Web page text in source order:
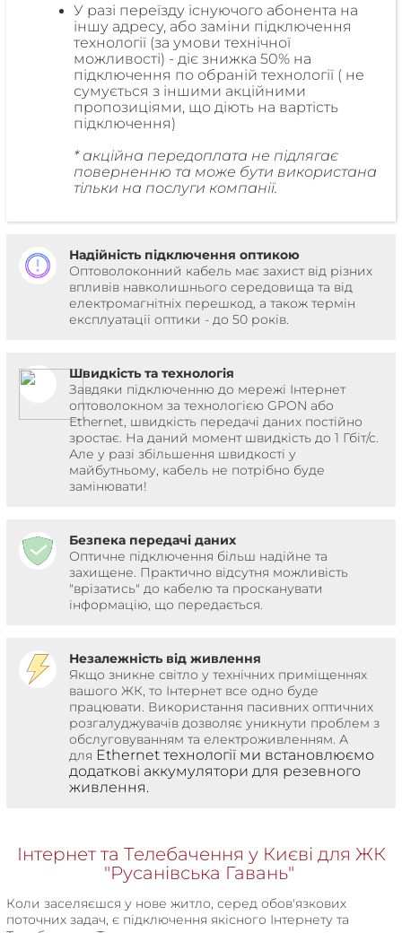
У разі переїзду існуючого абонента на
іншу адресу, або заміни підключення
технології (за умови технічної
можливості) - діє знижка 50% на
підключення по обраній технології ( не
сумується з іншими акційними
пропозиціями, що діють на вартість
підключення)
* акційна передоплата не підлягає
поверненню та може бути використана
тільки на послуги компанії.
Надійність підключення оптикою
Оптоволоконний кабель має захист від різних
впливів навколишнього середовища та від
електромагнітніх перешкод, а також термін
експлуатації оптики - до 50 років.
Швидкість та технологія
Завдяки підключенню до мережі Інтернет
оптоволокном за технологією GPON або
Ethernet, швидкість передачі даних постійно
зростає. На даний момент швидкість до 1 Гбіт/с.
Але у разі збільшення швидкості у
майбутньому, кабель не потрібно буде
замінювати!
Безпека передачі даних
Оптичне підключення більш надійне та
захищене. Практично відсутня можливість
"врізатись" до кабелю та просканувати
інформацію, що передається.
Незалежність від живлення
Якщо зникне світло у технічних приміщеннях
вашого ЖК, то Інтернет все одно буде
працювати. Використання пасивних оптичних
розгалуджувачів дозволяє уникнути проблем з
обслуговуванням та електроживленням. А
для Ethernet технології ми встановлюємо
додаткові аккумулятори для резевного
живлення.
Інтернет та Телебачення у Києві для ЖК
"Русанівська Гавань"
Коли заселяєшся у нове житло, серед обов'язкових
поточних задач, є підключення якісного Інтернету та